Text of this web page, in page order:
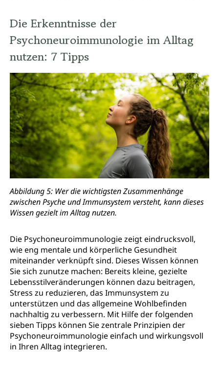
Die Erkenntnisse der
Psychoneuroimmunologie im Alltag
nutzen: 7 Tipps
Abbildung 5: Wer die wichtigsten Zusammenhänge
zwischen Psyche und Immunsystem versteht, kann dieses
Wissen gezielt im Alltag nutzen.
Die Psychoneuroimmunologie zeigt eindrucksvoll,
wie eng mentale und körperliche Gesundheit
miteinander verknüpft sind. Dieses Wissen können
Sie sich zunutze machen: Bereits kleine, gezielte
Lebensstilveränderungen können dazu beitragen,
Stress zu reduzieren, das Immunsystem zu
unterstützen und das allgemeine Wohlbefinden
nachhaltig zu verbessern. Mit Hilfe der folgenden
sieben Tipps können Sie zentrale Prinzipien der
Psychoneuroimmunologie einfach und wirkungsvoll
in Ihren Alltag integrieren.